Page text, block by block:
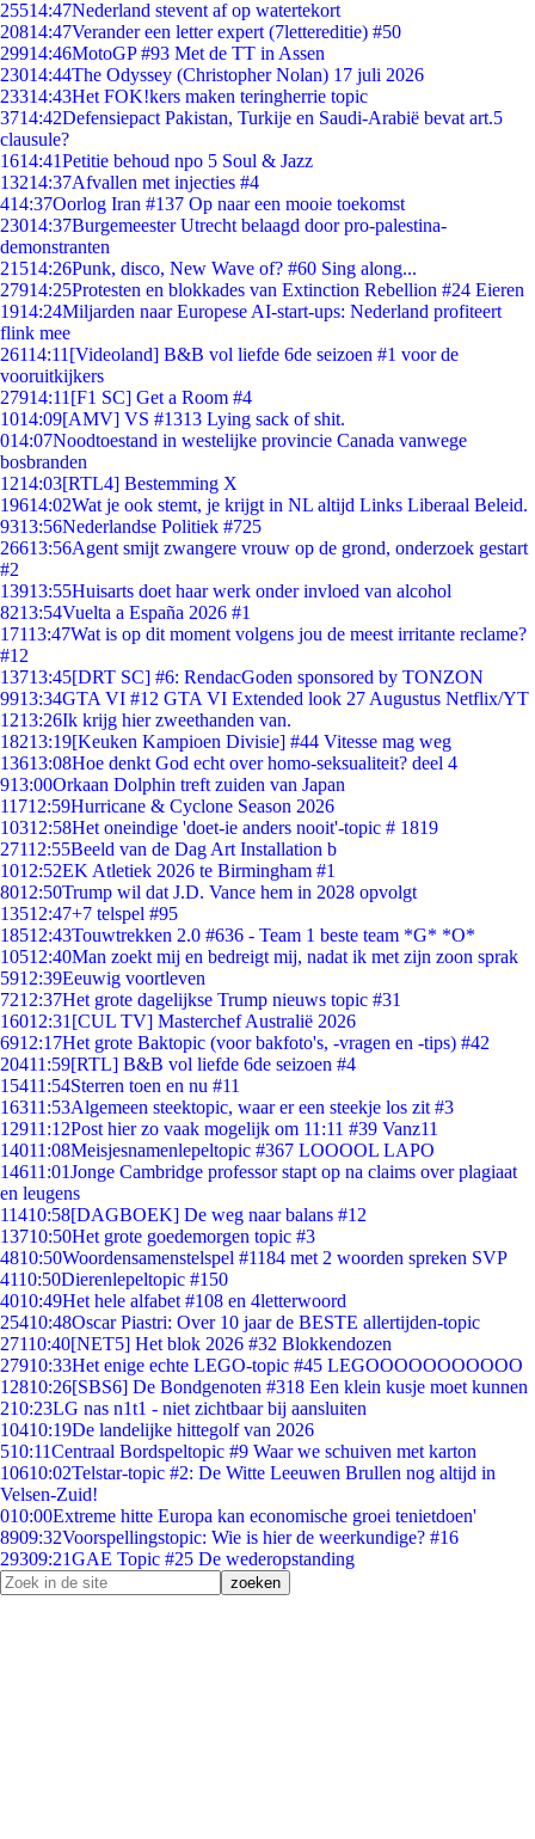
25514:47Nederland stevent af op watertekort
20814:47Verander een letter expert (7lettereditie) #50
29914:46MotoGP #93 Met de TT in Assen
23014:44The Odyssey (Christopher Nolan) 17 juli 2026
23314:43Het FOK!kers maken teringherrie topic
3714:42Defensiepact Pakistan, Turkije en Saudi-Arabië bevat art.5
clausule?
1614:41Petitie behoud npo 5 Soul & Jazz
13214:37Afvallen met injecties #4
414:37Oorlog Iran #137 Op naar een mooie toekomst
23014:37Burgemeester Utrecht belaagd door pro-palestina-
demonstranten
21514:26Punk, disco, New Wave of? #60 Sing along...
27914:25Protesten en blokkades van Extinction Rebellion #24 Eieren
1914:24Miljarden naar Europese AI-start-ups: Nederland profiteert
flink mee
26114:11 [Videoland] B&B vol liefde 6de seizoen #1 voor de
vooruitkijkers
27914:11 [F1 SC] Get a Room #4
1014:09[AMV] VS #1313 Lying sack of shit.
014:07Noodtoestand in westelijke provincie Canada vanwege
bosbranden
1214:03[RTL4] Bestemming X
19614:02Wat je ook stemt, je krijgt in NL altijd Links Liberaal Beleid.
9313:56Nederlandse Politiek #725
26613:56Agent smijt zwangere vrouw op de grond, onderzoek gestart
#2
13913:55Huisarts doet haar werk onder invloed van alcohol
8213:54Vuelta a España 2026 #1
17113:47Wat is op dit moment volgens jou de meest irritante reclame?
#12
13713:45[DRT SC] #6: RendacGoden sponsored by TONZON
9913:34GTA VI #12 GTA VI Extended look 27 Augustus Netflix/YT
1213:26Ik krijg hier zweethanden van.
18213:19[Keuken Kampioen Divisie] #44 Vitesse mag weg
13613:08Hoe denkt God echt over homo-seksualiteit? deel 4
913:00Orkaan Dolphin treft zuiden van Japan
11712:59Hurricane & Cyclone Season 2026
10312:58Het oneindige 'doet-ie anders nooit'-topic # 1819
27112:55Beeld van de Dag Art Installation b
1012:52EK Atletiek 2026 te Birmingham #1
8012:50Trump wil dat J.D. Vance hem in 2028 opvolgt
13512:47+7 telspel #95
18512:43Touwtrekken 2.0 #636 - Team 1 beste team *G* *O*
10512:40Man zoekt mij en bedreigt mij, nadat ik met zijn zoon sprak
5912:39Eeuwig voortleven
7212:37Het grote dagelijkse Trump nieuws topic #31
16012:31 [CUL TV] Masterchef Australië 2026
6912:17Het grote Baktopic (voor bakfoto's, -vragen en -tips) #42
20411:59[RTL] B&B vol liefde 6de seizoen #4
15411:54Sterren toen en nu #11
16311:53Algemeen steektopic, waar er een steekje los zit #3
12911:12Post hier zo vaak mogelijk om 11:11 #39 Vanz11
14011:08Meisjesnamenlepeltopic #367 LOOOOL LAPO
14611:01Jonge Cambridge professor stapt op na claims over plagiaat
en leugens
11410:58[DAGBOEK] De weg naar balans #12
13710:50Het grote goedemorgen topic #3
4810:50Woordensamenstelspel #1184 met 2 woorden spreken SVP
4110:50Dierenlepeltopic #150
4010:49Het hele alfabet #108 en 4letterwoord
25410:48Oscar Piastri: Over 10 jaar de BESTE allertijden-topic
27110:40[NET5] Het blok 2026 #32 Blokkendozen
27910:33Het enige echte LEGO-topic #45 LEGOOOOOOOOOOO
12810:26[SBS6] De Bondgenoten #318 Een klein kusje moet kunnen
210:23LG nas n1t1 - niet zichtbaar bij aansluiten
10410:19De landelijke hittegolf van 2026
510:11Centraal Bordspeltopic #9 Waar we schuiven met karton
10610:02Telstar-topic #2: De Witte Leeuwen Brullen nog altijd in
Velsen-Zuid!
010:00Extreme hitte Europa kan economische groei tenietdoen'
8909:32Voorspellingstopic: Wie is hier de weerkundige? #16
29309:21GAE Topic #25 De wederopstanding